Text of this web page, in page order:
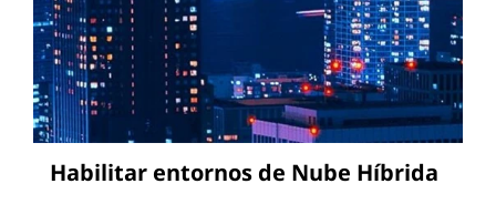
Habilitar entornos de Nube Híbrida